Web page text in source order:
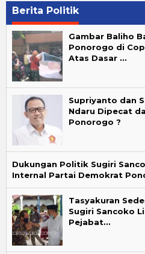
Berita Politik
Gambar Baliho
Ponorogo di
Atas Dasar …
Supriyanto dan
Ndaru Dipecat
Ponorogo ?
Dukungan Politik Sugiri
Internal Partai Demokrat
Tasyakuran
Sugiri Sancoko
Pejabat…